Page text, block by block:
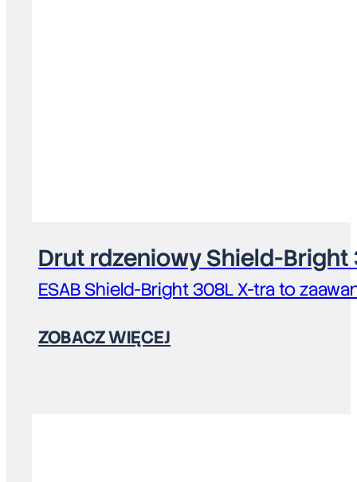
Drut rdzeniowy Shield-Bright
ESAB Shield-Bright 308L X-tra to
ZOBACZ WIĘCEJ